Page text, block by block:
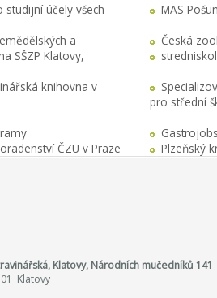
studijní účely všech
MAS
a
SŠZP Klatovy,
Česká
knihovna v
pro střední
ČZU v Praze
Plzeňský
Klatovy, Národních mučedníků 141
Klatovy